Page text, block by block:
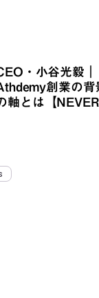
・小谷光毅
創業の
軸とは【